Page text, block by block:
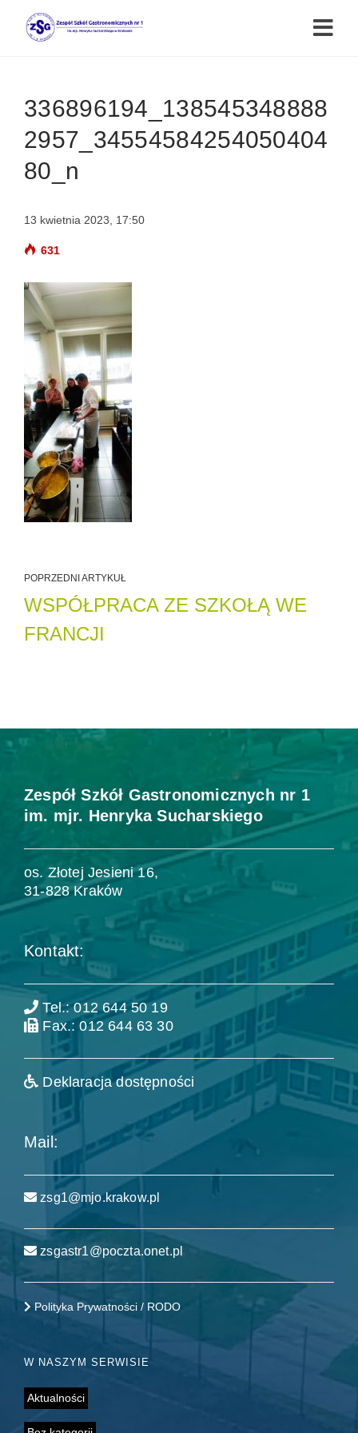
336896194_138545348888
2957_34554584254050404
80_n
13 kwietnia 2023, 17:50
631
POPRZEDNI ARTYKUŁ
WSPÓŁPRACA ZE SZKOŁĄ WE
FRANCJI
Zespół Szkół Gastronomicznych nr 1
im. mjr. Henryka Sucharskiego
os. Złotej Jesieni 16,
31-828 Kraków
Kontakt:
Tel.: 012 644 50 19
Fax.: 012 644 63 30
Deklaracja dostępności
Mail:
zsg1@mjo.krakow.pl
zsgastr1@poczta.onet.pl
Polityka Prywatności / RODO
W NASZYM SERWISIE
Aktualności